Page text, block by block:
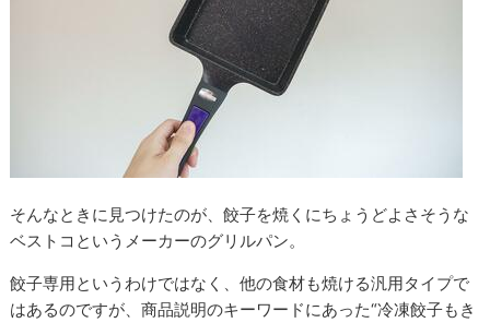
そんなときに見つけたのが、餃子を焼くにちょうどよさそうな
ベストコというメーカーのグリルパン。
餃子専用というわけではなく、他の食材も焼ける汎用タイプで
はあるのですが、商品説明のキーワードにあった“冷凍餃子もき